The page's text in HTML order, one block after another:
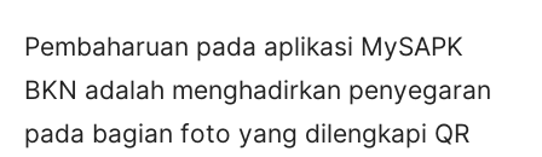
Pembaharuan pada aplikasi MySAPK
BKN adalah menghadirkan penyegaran
pada bagian foto yang dilengkapi QR